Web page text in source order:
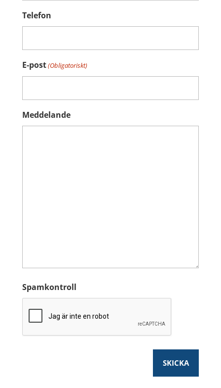
Telefon
E-post(Obligatoriskt)
Meddelande
Spamkontroll